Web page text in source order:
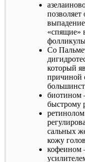
позволяет
«спящие»
Со
который
причиной
биотином
быстрому
сальных
кожу
кофеином